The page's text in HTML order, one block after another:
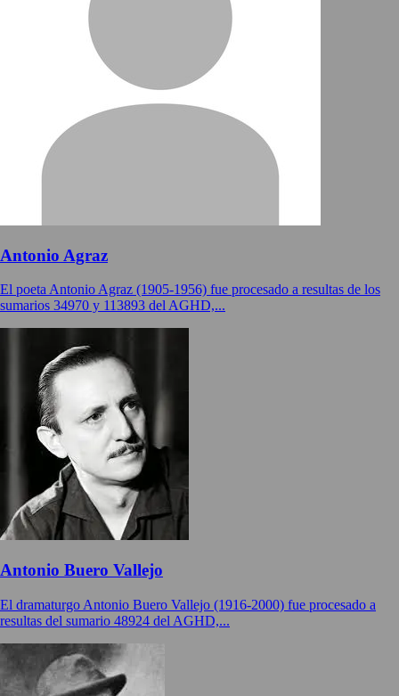
Antonio Agraz
El poeta Antonio Agraz (1905-1956) fue procesado a resultas de los
sumarios 34970 y 113893 del AGHD,...
Antonio Buero Vallejo
El dramaturgo Antonio Buero Vallejo (1916-2000) fue procesado a
resultas del sumario 48924 del AGHD,...